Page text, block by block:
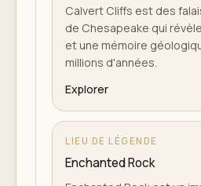
Calvert Cliffs est des
de Chesapeake qui
et une mémoire
millions d'années.
Explorer
LIEU DE LÉGENDE
Enchanted Rock